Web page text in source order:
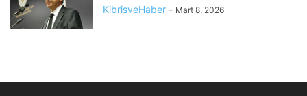
KibrisveHaber - Mart 8, 2026